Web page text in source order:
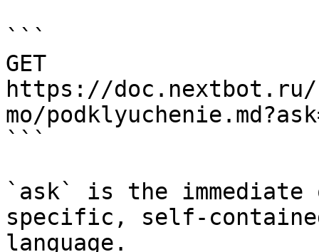
```
GET
https://
mo/
```
`ask` is the
specific, self-
language.